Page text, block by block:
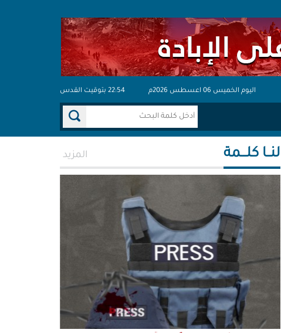
اليوم الخميس 06 اعسطس 2026م 22:54 بتوقيت القدس
لنــا كلـــمة المزيد